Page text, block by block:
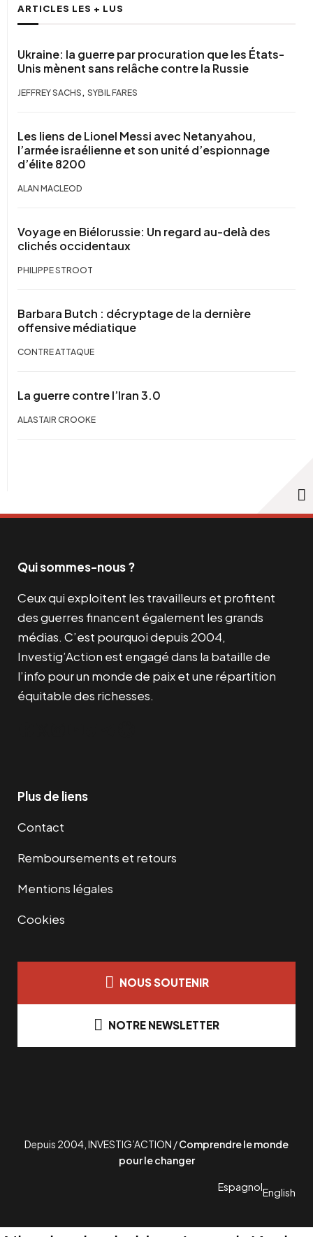
ARTICLES LES + LUS
Ukraine: la guerre par procuration que les États-
Unis mènent sans relâche contre la Russie
JEFFREY SACHS , SYBIL FARES
Les liens de Lionel Messi avec Netanyahou,
l’armée israélienne et son unité d’espionnage
d’élite 8200
ALAN MACLEOD
Voyage en Biélorussie: Un regard au-delà des
clichés occidentaux
PHILIPPE STROOT
Barbara Butch : décryptage de la dernière
offensive médiatique
CONTRE ATTAQUE
La guerre contre l’Iran 3.0
ALASTAIR CROOKE
Qui sommes-nous ?
Ceux qui exploitent les travailleurs et profitent
des guerres financent également les grands
médias. C’est pourquoi depuis 2004,
Investig’Action est engagé dans la bataille de
l’info pour un monde de paix et une répartition
équitable des richesses.
Plus de liens
Contact
Remboursements et retours
Mentions légales
Cookies
NOUS SOUTENIR
NOTRE NEWSLETTER
Depuis 2004, INVESTIG’ACTION /Comprendre le monde
pour le changer
EspagnolEnglish